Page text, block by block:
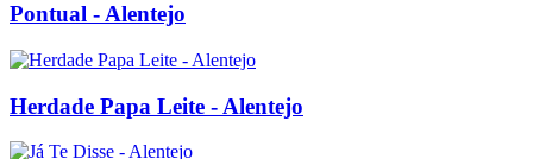
Pontual - Alentejo
Herdade Papa Leite - Alentejo